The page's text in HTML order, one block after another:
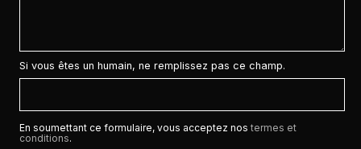
Si vous êtes un humain, ne remplissez pas ce champ.
En soumettant ce formulaire, vous acceptez nos termes et
conditions.